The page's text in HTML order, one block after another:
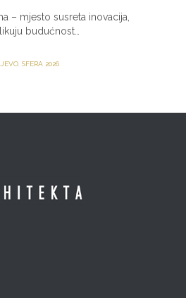
– mjesto susreta inovacija,
budućnost…
SFERA 2026